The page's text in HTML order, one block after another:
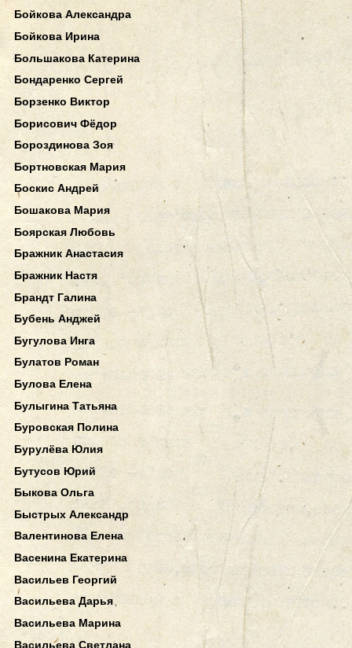
Бойкова Александра
Бойкова Ирина
Большакова Катерина
Бондаренко Сергей
Борзенко Виктор
Борисович Фёдор
Бороздинова Зоя
Бортновская Мария
Боскис Андрей
Бошакова Мария
Боярская Любовь
Бражник Анастасия
Бражник Настя
Брандт Галина
Бубень Анджей
Бугулова Инга
Булатов Роман
Булова Елена
Булыгина Татьяна
Буровская Полина
Бурулёва Юлия
Бутусов Юрий
Быкова Ольга
Быстрых Александр
Валентинова Елена
Васенина Екатерина
Васильев Георгий
Васильева Дарья
Васильева Марина
Васильева Светлана